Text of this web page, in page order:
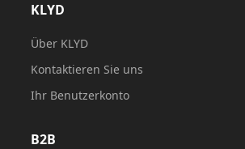
KLYD
Über KLYD
Kontaktieren Sie uns
Ihr Benutzerkonto
B2B